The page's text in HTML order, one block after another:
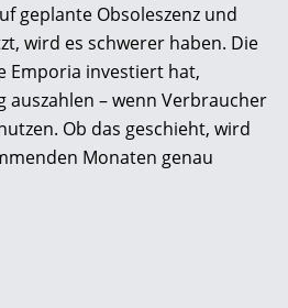
geplante Obsoleszenz und
wird es schwerer haben. Die
Emporia investiert hat,
auszahlen – wenn Verbraucher
Ob das geschieht, wird
Monaten genau